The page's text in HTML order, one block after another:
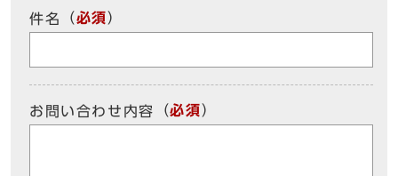
件名 （必須）
お問い合わせ内容 （必須）